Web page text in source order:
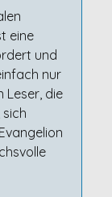
eine
und
nur
Leser, die